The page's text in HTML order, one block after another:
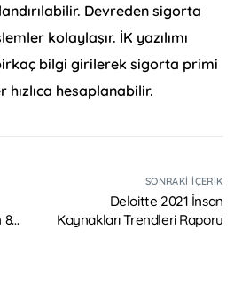
Devreden sigorta
kolaylaşır. İK yazılımı
bilgi girilerek sigorta primi
hızlıca hesaplanabilir.
8
SONRAKI İÇERIK
Deloitte 2021 İnsan
Kaynakları Trendleri Raporu